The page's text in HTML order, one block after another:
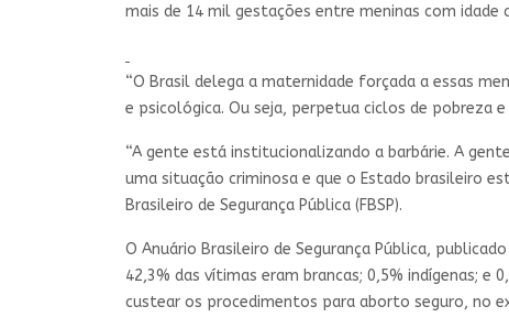
mais de 14 mil gestações entre meninas com idade
“O Brasil delega a maternidade forçada a essas
e psicológica. Ou seja, perpetua ciclos de pobreza
“A gente está institucionalizando a barbárie. A
uma situação criminosa e que o Estado brasileiro
Brasileiro de Segurança Pública (FBSP).
O Anuário Brasileiro de Segurança Pública,
42,3% das vítimas eram brancas; 0,5% indígenas;
custear os procedimentos para aborto seguro, no